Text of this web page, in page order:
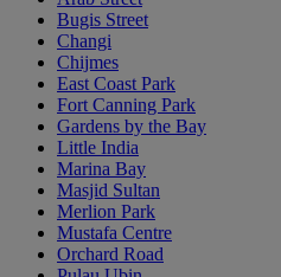
Bugis Street
Changi
Chijmes
East Coast Park
Fort Canning Park
Gardens by the Bay
Little India
Marina Bay
Masjid Sultan
Merlion Park
Mustafa Centre
Orchard Road